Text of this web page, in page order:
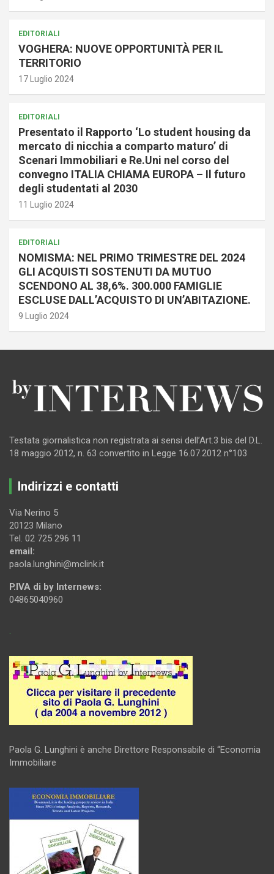
EDITORIALI
VOGHERA: NUOVE OPPORTUNITÀ PER IL
TERRITORIO
17 Luglio 2024
EDITORIALI
Presentato il Rapporto ‘Lo student housing da
mercato di nicchia a comparto maturo’ di
Scenari Immobiliari e Re.Uni nel corso del
convegno ITALIA CHIAMA EUROPA – Il futuro
degli studentati al 2030
11 Luglio 2024
EDITORIALI
NOMISMA: NEL PRIMO TRIMESTRE DEL 2024
GLI ACQUISTI SOSTENUTI DA MUTUO
SCENDONO AL 38,6%. 300.000 FAMIGLIE
ESCLUSE DALL’ACQUISTO DI UN’ABITAZIONE.
9 Luglio 2024
Testata giornalistica non registrata ai sensi dell’Art.3 bis del D.L.
18 maggio 2012, n. 63 convertito in Legge 16.07.2012 n°103
Indirizzi e contatti
Via Nerino 5
20123 Milano
Tel. 02 725 296 11
email:
paola.lunghini@mclink.it
P.IVA di by Internews:
04865040960
.
Paola G. Lunghini è anche Direttore Responsabile di “Economia
Immobiliare